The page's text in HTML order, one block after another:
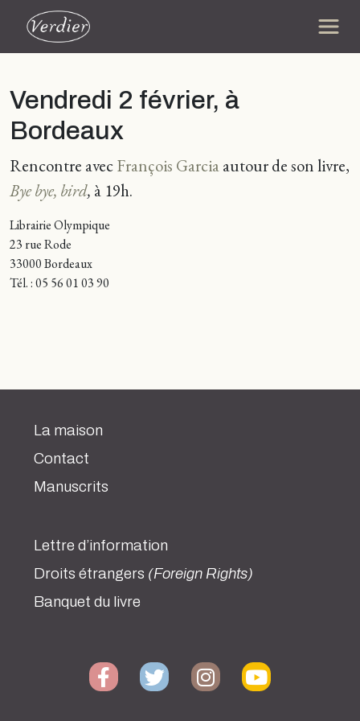
Vendredi 2 février, à
Bordeaux
Rencontre avecFrançois Garciaautour de son livre,
Bye bye, bird, à 19h.
Librairie Olympique
23 rue Rode
33000 Bordeaux
Tél. : 05 56 01 03 90
La maison
Contact
Manuscrits
Lettre d’information
Droits étrangers (Foreign Rights)
Banquet du livre